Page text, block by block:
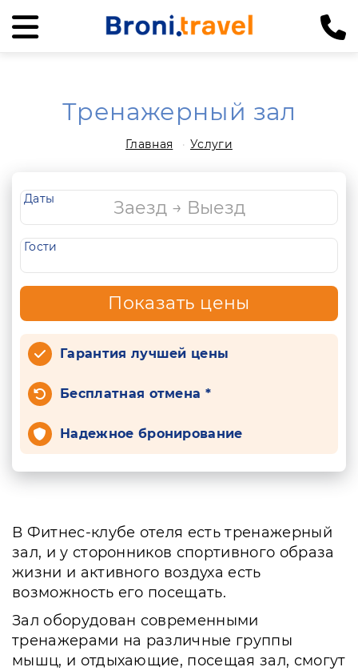
Тренажерный зал
Главная Услуги
Даты
Гости
Показать цены
Гарантия лучшей цены
Бесплатная отмена *
Надежное бронирование
В Фитнес-клубе отеля есть тренажерный
зал, и у сторонников спортивного образа
жизни и активного воздуха есть
возможность его посещать.
Зал оборудован современными
тренажерами на различные группы
мышц, и отдыхающие, посещая зал, смогут